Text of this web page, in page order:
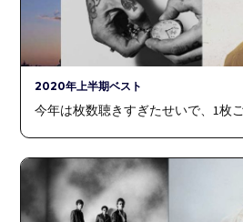
2020年上半期ベスト
今年は枚数聴きすぎたせいで、1枚